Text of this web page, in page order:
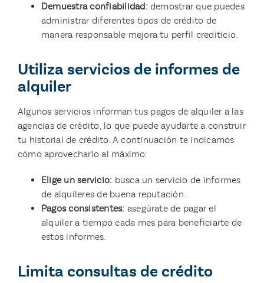
Demuestra confiabilidad: demostrar que puedes
administrar diferentes tipos de crédito de
manera responsable mejora tu perfil crediticio.
Utiliza servicios de informes de
alquiler
Algunos servicios informan tus pagos de alquiler a las
agencias de crédito, lo que puede ayudarte a construir
tu historial de crédito. A continuación te indicamos
cómo aprovecharlo al máximo:
Elige un servicio: busca un servicio de informes
de alquileres de buena reputación.
Pagos consistentes: asegúrate de pagar el
alquiler a tiempo cada mes para beneficiarte de
estos informes.
Limita consultas de crédito